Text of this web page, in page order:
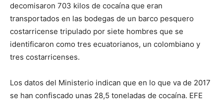
decomisaron 703 kilos de cocaína que eran
transportados en las bodegas de un barco pesquero
costarricense tripulado por siete hombres que se
identificaron como tres ecuatorianos, un colombiano y
tres costarricenses.
Los datos del Ministerio indican que en lo que va de 2017
se han confiscado unas 28,5 toneladas de cocaína. EFE